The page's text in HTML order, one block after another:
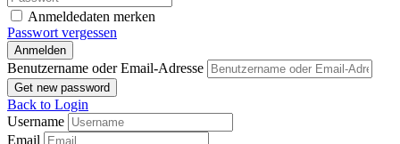
Anmeldedaten merken
Passwort vergessen
Anmelden
Benutzername oder Email-Adresse
Get new password
Back to Login
Username
Email